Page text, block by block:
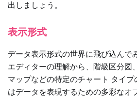
出しましょう。
表示形式
データ表示形式の世界に飛び込んで
エディターの理解から、階級区分図
マップなどの特定のチャート タイプ
はデータを表現するための多彩なオ